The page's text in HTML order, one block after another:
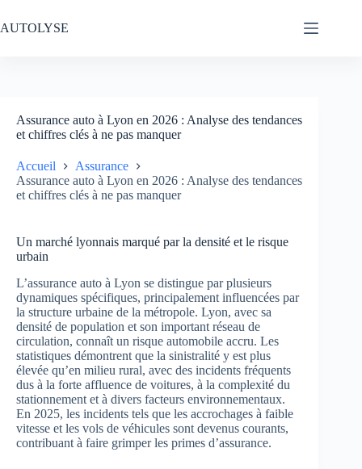
au
contenu
AUTOLYSE
Assurance auto à Lyon en 2026 : Analyse des tendances
et chiffres clés à ne pas manquer
Accueil
Assurance
Assurance auto à Lyon en 2026 : Analyse des tendances
et chiffres clés à ne pas manquer
Un marché lyonnais marqué par la densité et le risque
urbain
L’assurance auto à Lyon se distingue par plusieurs
dynamiques spécifiques, principalement influencées par
la structure urbaine de la métropole. Lyon, avec sa
densité de population et son important réseau de
circulation, connaît un risque automobile accru. Les
statistiques démontrent que la sinistralité y est plus
élevée qu’en milieu rural, avec des incidents fréquents
dus à la forte affluence de voitures, à la complexité du
stationnement et à divers facteurs environnementaux.
En 2025, les incidents tels que les accrochages à faible
vitesse et les vols de véhicules sont devenus courants,
contribuant à faire grimper les primes d’assurance.